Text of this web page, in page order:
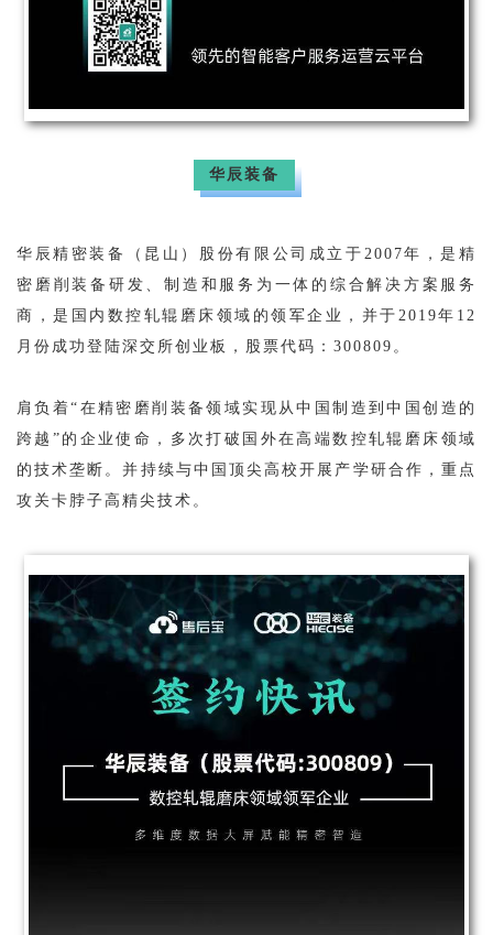
华辰装备
华辰精密装备（昆山）股份有限公司成立于2007年，是精
密磨削装备研发、制造和服务为一体的综合解决方案服务
商，是国内数控轧辊磨床领域的领军企业，并于2019年12
月份成功登陆深交所创业板，股票代码：300809。
肩负着“在精密磨削装备领域实现从中国制造到中国创造的
跨越”的企业使命，多次打破国外在高端数控轧辊磨床领域
的技术垄断。并持续与中国顶尖高校开展产学研合作，重点
攻关卡脖子高精尖技术。